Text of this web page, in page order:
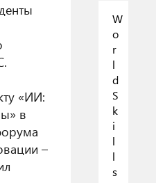
«ИИ:
в
–
W
o
r
l
d
S
k
i
l
l
s